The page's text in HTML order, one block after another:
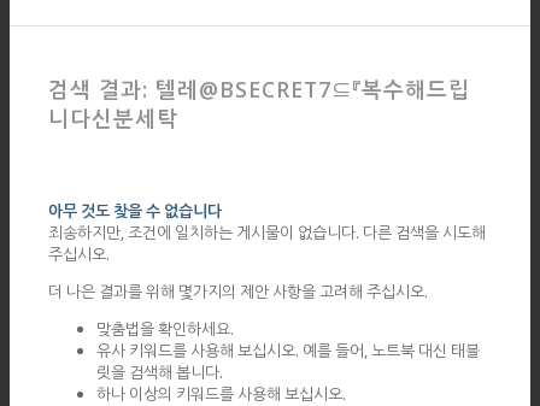
검색 결과: 텔레@BSECRET7⊆『복수해드립
니다신분세탁
아무 것도 찾을 수 없습니다
죄송하지만, 조건에 일치하는 게시물이 없습니다. 다른 검색을 시도해
주십시오.
더 나은 결과를 위해 몇가지의 제안 사항을 고려해 주십시오.
맞춤법을 확인하세요.
유사 키워드를 사용해 보십시오. 예를 들어, 노트북 대신 태블
릿을 검색해 봅니다.
하나 이상의 키워드를 사용해 보십시오.